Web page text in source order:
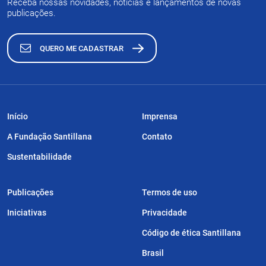
Receba nossas novidades, notícias e lançamentos de novas
publicações.
QUERO ME CADASTRAR
Início
A Fundação Santillana
Sustentabilidade
Publicações
Iniciativas
Imprensa
Contato
Termos de uso
Privacidade
Código de ética Santillana
Brasil